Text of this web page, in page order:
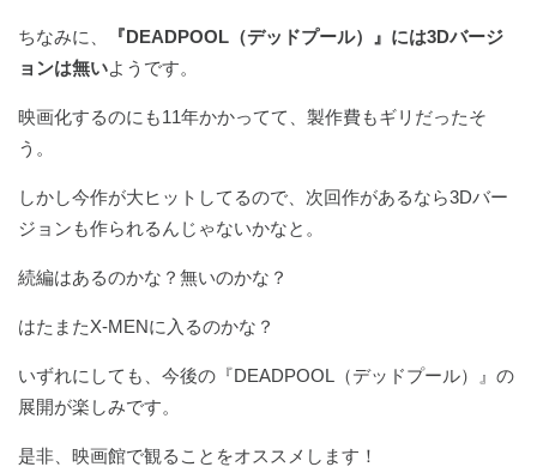
ちなみに、
『DEADPOOL（デッドプール）』には3Dバージ
ョンは無いようです。
映画化するのにも11年かかってて、製作費もギリだったそ
う。
しかし今作が大ヒットしてるので、次回作があるなら3Dバー
ジョンも作られるんじゃないかなと。
続編はあるのかな？無いのかな？
はたまたX-MENに入るのかな？
いずれにしても、今後の『DEADPOOL（デッドプール）』の
展開が楽しみです。
是非、映画館で観ることをオススメします！